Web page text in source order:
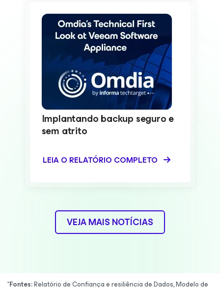
Implantando backup seguro e
sem atrito
LEIA O RELATÓRIO COMPLETO
VEJA MAIS NOTÍCIAS
*Fontes:Relatório de Confiança e resiliência de Dados, Modelo de